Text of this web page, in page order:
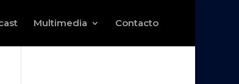
Multimedia Contacto